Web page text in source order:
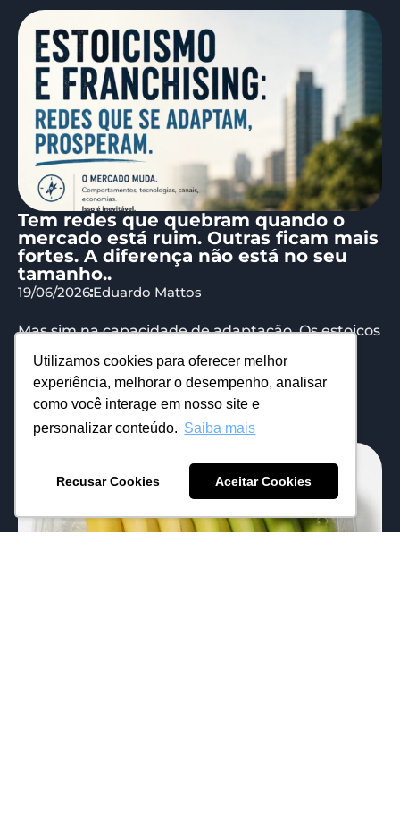
Utilizamos cookies para oferecer melhor
experiência, melhorar o desempenho, analisar
como você interage em nosso site e
personalizar conteúdo. Saiba mais
Recusar Cookies Aceitar Cookies
Tem redes que quebram quando o
mercado está ruim. Outras ficam mais
fortes. A diferença não está no seu
tamanho..
19/06/2026 Eduardo Mattos
Mas sim na capacidade de adaptação. Os estoicos
falavam sobre isso há mais de 2 mil anos. O
estoicismo é...